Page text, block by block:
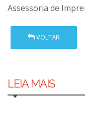
Assessoria de
VOLTAR
LEIA MAIS